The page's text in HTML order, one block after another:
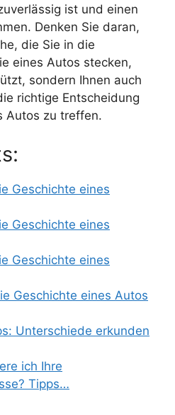
ist und einen
Denken Sie daran,
die Sie in die
eines Autos stecken,
sondern Ihnen auch
richtige Entscheidung
Autos zu treffen.
Geschichte eines
Geschichte eines
Geschichte eines
Geschichte eines Autos
Unterschiede erkunden
ich Ihre
Tipps…